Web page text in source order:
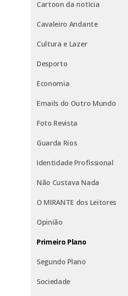
Cartoon da notIcia
Cavaleiro Andante
Cultura e Lazer
Desporto
Economia
Emails do Outro Mundo
Foto Revista
Guarda Rios
Identidade Profissional
Não Custava Nada
O MIRANTE dos Leitores
Opinião
Primeiro Plano
Segundo Plano
Sociedade